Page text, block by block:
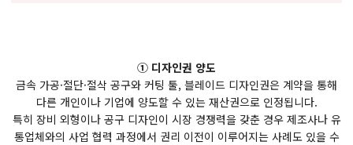
① 디자인권 양도
금속 가공·절단·절삭 공구와 커팅 툴, 블레이드 디자인권은 계약을 통해
다른 개인이나 기업에 양도할 수 있는 재산권으로 인정됩니다.
특히 장비 외형이나 공구 디자인이 시장 경쟁력을 갖춘 경우 제조사나 유
통업체와의 사업 협력 과정에서 권리 이전이 이루어지는 사례도 있을 수